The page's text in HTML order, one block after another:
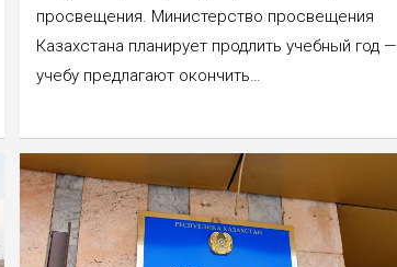
просвещения. Министерство просвещения
Казахстана планирует продлить учебный год —
учебу предлагают окончить…